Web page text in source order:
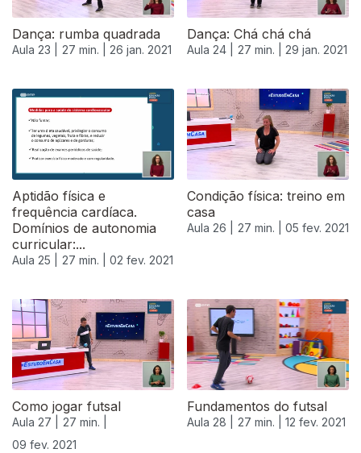
Dança: rumba quadrada
Aula 23 | 27 min. | 26 jan. 2021
Dança: Chá chá chá
Aula 24 | 27 min. | 29 jan. 2021
Aptidão física e
frequência cardíaca.
Domínios de autonomia
curricular:...
Aula 25 | 27 min. | 02 fev. 2021
Condição física: treino em
casa
Aula 26 | 27 min. | 05 fev. 2021
Como jogar futsal
Aula 27 |
27 min. |
09 fev. 2021
Fundamentos do futsal
Aula 28 | 27 min. | 12 fev. 2021